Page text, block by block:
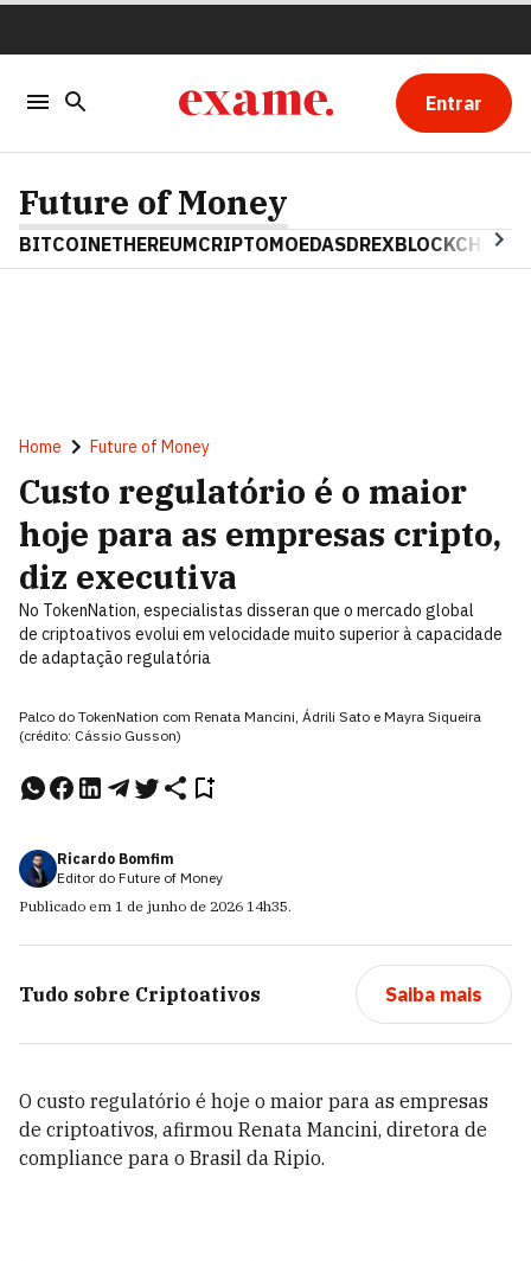
Entrar
Future of Money
BITCOINETHEREUMCRIPTOMOEDASDREXBLOCKCHAIN
Home Future of Money
Custo regulatório é o maior
hoje para as empresas cripto,
diz executiva
No TokenNation, especialistas disseran que o mercado global
de criptoativos evolui em velocidade muito superior à capacidade
de adaptação regulatória
Palco do TokenNation com Renata Mancini, Ádrili Sato e Mayra Siqueira
(crédito: Cássio Gusson)
Ricardo Bomfim
Editor do Future of Money
Publicado em 1 de junho de 2026 14h35.
Tudo sobre Criptoativos Saiba mais
O custo regulatório é hoje o maior para as empresas
de criptoativos, afirmou Renata Mancini, diretora de
compliance para o Brasil da Ripio.